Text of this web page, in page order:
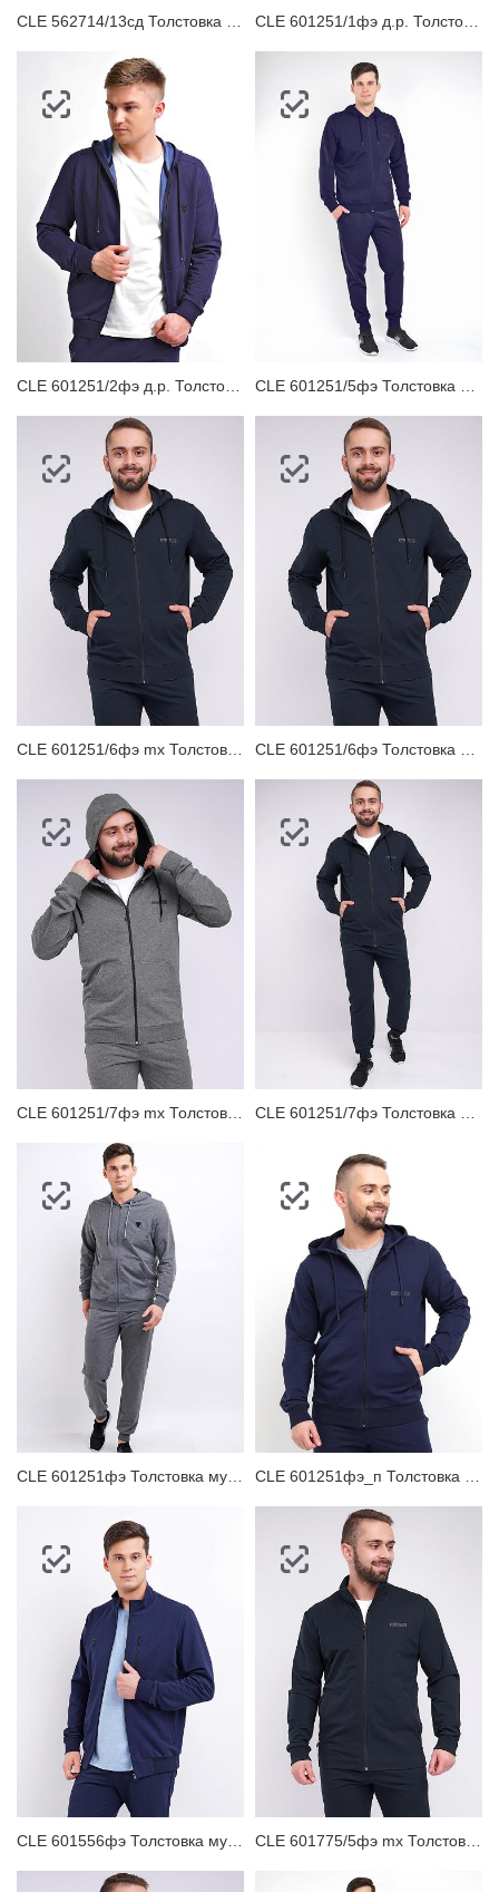
CLE 562714/13сд Толстовка мужская CLE 601251/1фэ д.р. Толстовка мужская
CLE 601251фэ Толстовка мужская CLE 601251фэ_п Толстовка мужская